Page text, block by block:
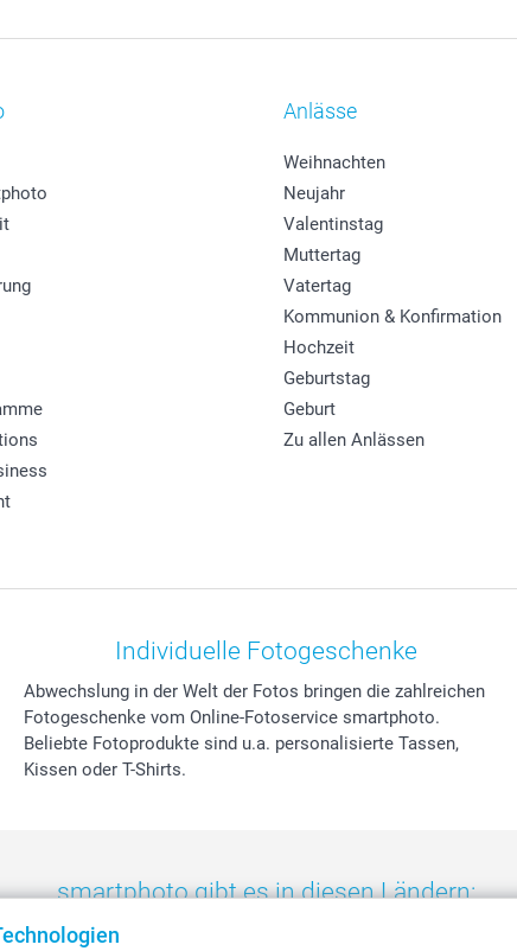
Anlässe
Weihnachten
Neujahr
Valentinstag
Muttertag
Vatertag
Kommunion & Konfirmation
Hochzeit
Geburtstag
Geburt
Zu allen Anlässen
Individuelle Fotogeschenke
Abwechslung in der Welt der Fotos bringen die zahlreichen
Fotogeschenke vom Online-Fotoservice smartphoto.
Beliebte Fotoprodukte sind u.a. personalisierte Tassen,
Kissen oder T-Shirts.
smartphoto gibt es in diesen Ländern:
- Nederland